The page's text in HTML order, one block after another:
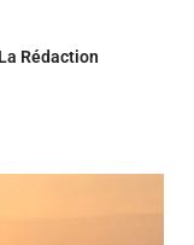
La Rédaction